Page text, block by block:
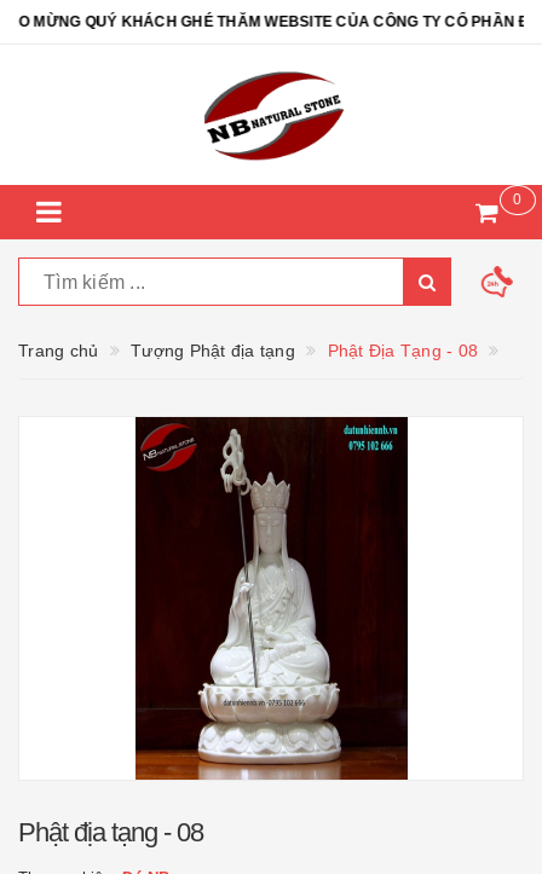
MỪNG QUÝ KHÁCH GHÉ THĂM WEBSITE CỦA CÔNG TY CỔ PHẦN ĐÁ
0
Trang chủ Tượng Phật địa tạng Phật Địa Tạng - 08
Phật địa tạng - 08